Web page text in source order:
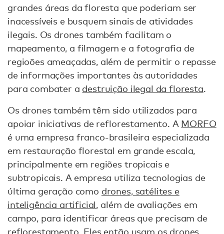
grandes áreas da floresta que poderiam ser
inacessíveis e busquem sinais de atividades
ilegais. Os drones também facilitam o
mapeamento, a filmagem e a fotografia de
regioões ameaçadas, além de permitir o repasse
de informações importantes às autoridades
para combater a destruição ilegal da floresta.
Os drones também têm sido utilizados para
apoiar iniciativas de reflorestamento. A MORFO
é uma empresa franco-brasileira especializada
em restauração florestal em grande escala,
principalmente em regiões tropicais e
subtropicais. A empresa utiliza tecnologias de
última geração como drones, satélites e
inteligência artificial, além de avaliações em
campo, para identificar áreas que precisam de
reflorestamento. Eles então usam os drones